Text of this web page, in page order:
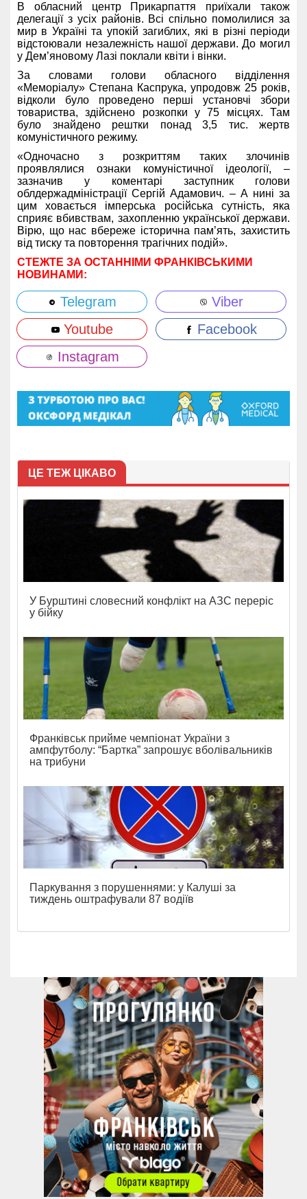
В обласний центр Прикарпаття приїхали також
делегації з усіх районів. Всі спільно помолилися за
мир в Україні та упокій загиблих, які в різні періоди
відстоювали незалежність нашої держави. До могил
у Дем’яновому Лазі поклали квіти і вінки.
За словами голови обласного відділення
«Меморіалу» Степана Каспрука, упродовж 25 років,
відколи було проведено перші установчі збори
товариства, здійснено розкопки у 75 місцях. Там
було знайдено рештки понад 3,5 тис. жертв
комуністичного режиму.
«Одночасно з розкриттям таких злочинів
проявлялися ознаки комуністичної ідеології, –
зазначив у коментарі заступник голови
облдержадміністрації Сергій Адамович. – А нині за
цим ховається імперська російська сутність, яка
сприяє вбивствам, захопленню української держави.
Вірю, що нас вбереже історична пам’ять, захистить
від тиску та повторення трагічних подій».
СТЕЖТЕ ЗА ОСТАННІМИ ФРАНКІВСЬКИМИ
НОВИНАМИ:
Telegram
Viber
Youtube
Facebook
Instagram
ЦЕ ТЕЖ ЦІКАВО
У Бурштині словесний конфлікт на АЗС переріс
у бійку
Франківськ прийме чемпіонат України з
ампфутболу: “Бартка” запрошує вболівальників
на трибуни
Паркування з порушеннями: у Калуші за
тиждень оштрафували 87 водіїв